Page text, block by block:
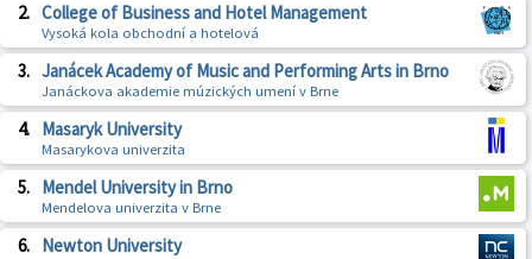
2. College of Business and Hotel Management
Vysoká kola obchodní a hotelová
3. Janácek Academy of Music and Performing Arts in Brno
Janáckova akademie múzických umení v Brne
4. Masaryk University
Masarykova univerzita
5. Mendel University in Brno
Mendelova univerzita v Brne
6. Newton University